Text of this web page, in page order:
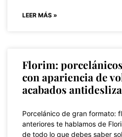
LEER MÁS »
Florim:
con apariencia de
acabados
Porcelánico de gran formato:
anteriores te hablamos de
de todo lo que debes saber